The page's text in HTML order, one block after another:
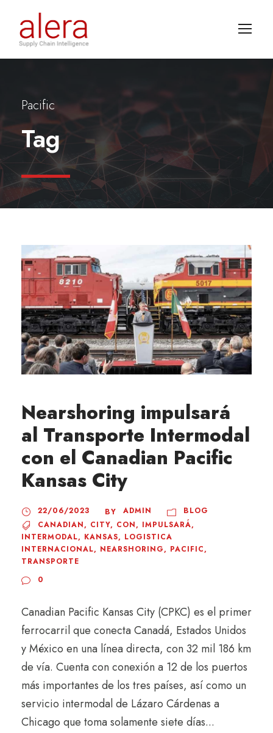
Pacific
Tag
Nearshoring impulsará
al Transporte Intermodal
con el Canadian Pacific
Kansas City
22/06/2023 BY ADMIN
BLOG
CANADIAN, CITY, CON, IMPULSARÁ,
INTERMODAL, KANSAS, LOGISTICA
INTERNACIONAL, NEARSHORING, PACIFIC,
TRANSPORTE
0
Canadian Pacific Kansas City (CPKC) es el primer
ferrocarril que conecta Canadá, Estados Unidos
y México en una línea directa, con 32 mil 186 km
de vía. Cuenta con conexión a 12 de los puertos
más importantes de los tres países, así como un
servicio intermodal de Lázaro Cárdenas a
Chicago que toma solamente siete días...